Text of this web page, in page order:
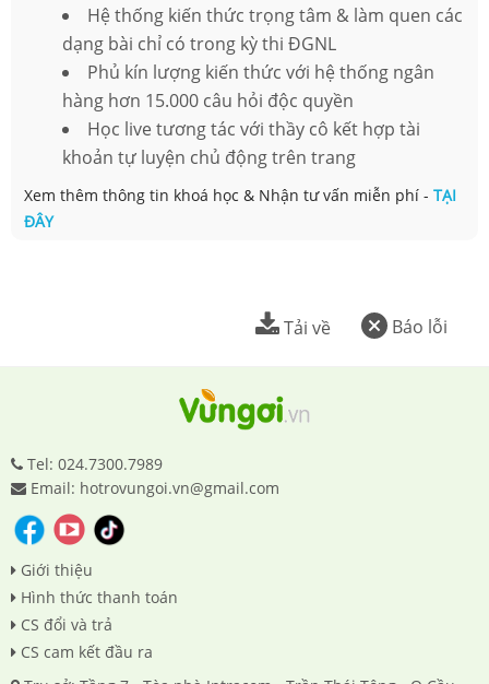
Hệ thống kiến thức trọng tâm & làm quen các
dạng bài chỉ có trong kỳ thi ĐGNL
Phủ kín lượng kiến thức với hệ thống ngân
hàng hơn 15.000 câu hỏi độc quyền
Học live tương tác với thầy cô kết hợp tài
khoản tự luyện chủ động trên trang
Xem thêm thông tin khoá học & Nhận tư vấn miễn phí - TẠI
ĐÂY
Báo lỗi
Tải về
Tel: 024.7300.7989
Email: hotrovungoi.vn@gmail.com
Giới thiệu
Hình thức thanh toán
CS đổi và trả
CS cam kết đầu ra